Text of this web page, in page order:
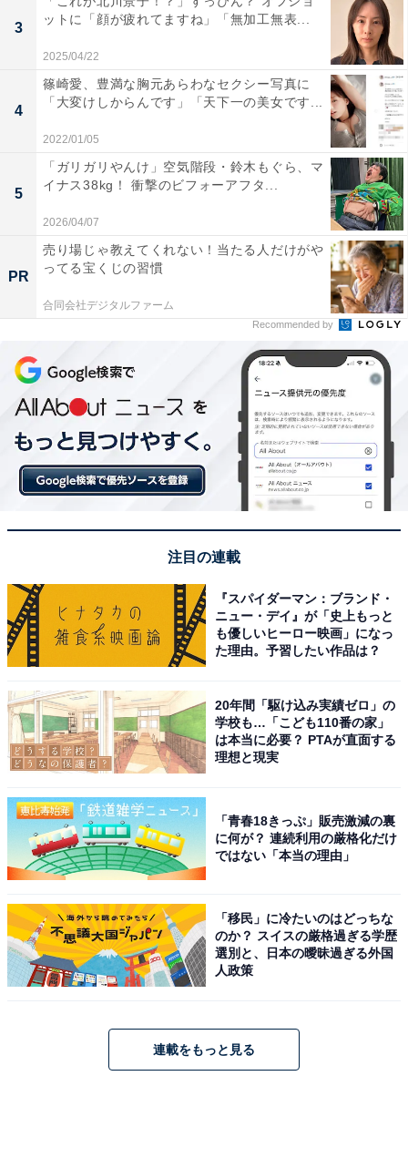
3
ットに「顔が疲れてますね」「無加工無表...
2025/04/22
4
篠崎愛、豊満な胸元あらわなセクシー写真に
「大変けしからんです」「天下一の美女です...
2022/01/05
5
「ガリガリやんけ」空気階段・鈴木もぐら、マ
イナス38kg！ 衝撃のビフォーアフタ...
2026/04/07
PR
売り場じゃ教えてくれない！当たる人だけがや
ってる宝くじの習慣
合同会社デジタルファーム
Recommended by
注目の連載
『スパイダーマン：ブランド・
ニュー・デイ』が「史上もっと
も優しいヒーロー映画」になっ
た理由。予習したい作品は？
20年間「駆け込み実績ゼロ」の
学校も…「こども110番の家」
は本当に必要？ PTAが直面する
理想と現実
「青春18きっぷ」販売激減の裏
に何が？ 連続利用の厳格化だけ
ではない「本当の理由」
「移民」に冷たいのはどっちな
のか？ スイスの厳格過ぎる学歴
選別と、日本の曖昧過ぎる外国
人政策
連載をもっと見る